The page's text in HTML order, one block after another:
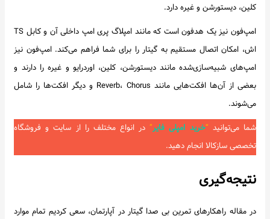
کلین، دیستورشن و غیره دارد.
امپ‌فون نیز یک هدفون است که مانند امپلاگ پری امپ داخلی آن و کابل TS
اش، امکان اتصال مستقیم به گیتار را برای شما فراهم می‌کند. امپ‌فون نیز
امپ‌های شبیه‌سازی‌شده مانند دیستورشن، کلین، اوردرایو و غیره را دارند و
بعضی از آن‌ها افکت‌هایی مانند Reverb، Chorus و دیگر افکت‌ها را شامل
می‌شوند.
شما می‌توانید “خرید امپلی فایر” در انواع مختلف را از سایت و فروشگاه
تخصصی سازکالا انجام دهید.
نتیجه‌گیری
در مقاله راهکارهای تمرین بی صدا گیتار در آپارتمان، سعی کردیم تمام موارد